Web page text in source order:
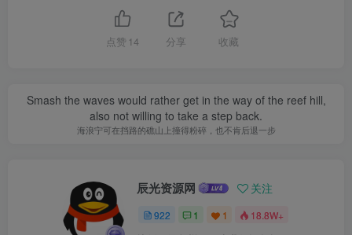
点赞 14 分享 收藏
Smash the waves would rather get in the way of the reef hill,
also not willing to take a step back.
海浪宁可在挡路的礁山上撞得粉碎，也不肯后退一步
辰光资源网 关注
922 1 1 18.8W+